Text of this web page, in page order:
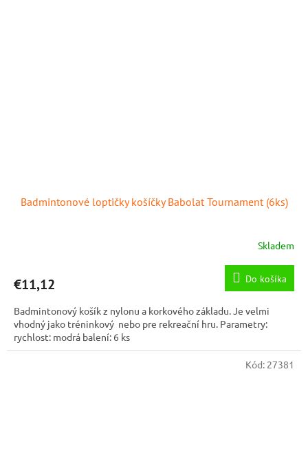
Badmintonové loptičky košíčky Babolat Tournament (6ks)
Skladem
€11,12 Do košíka
Badmintonový košík z nylonu a korkového základu. Je velmi
vhodný jako tréninkový nebo pre rekreační hru. Parametry:
rychlost: modrá balení: 6 ks
Kód: 27381